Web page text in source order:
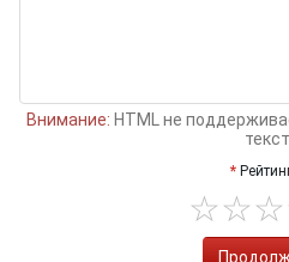
Внимание: HTML не